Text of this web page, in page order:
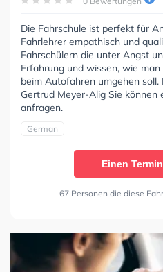
Die Fahrschule ist perfekt für
Fahrlehrer empathisch und
Fahrschülern die unter Angst
Erfahrung und wissen, wie
beim Autofahren umgehen soll.
Gertrud Meyer-Alig Sie können
anfragen.
German
Einen
67 Personen die diese